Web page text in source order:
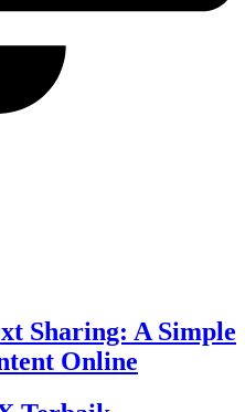
Sharing: A Simple
Online